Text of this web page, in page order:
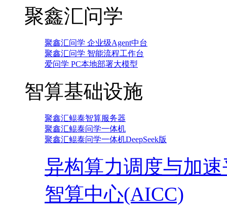
聚鑫汇问学
聚鑫汇问学 企业级Agent中台
聚鑫汇问学 智能流程工作台
爱问学 PC本地部署大模型
智算基础设施
聚鑫汇鲲泰智算服务器
聚鑫汇鲲泰问学一体机
聚鑫汇鲲泰问学一体机DeepSeek版
异构算力调度与加
智算中心(AICC)